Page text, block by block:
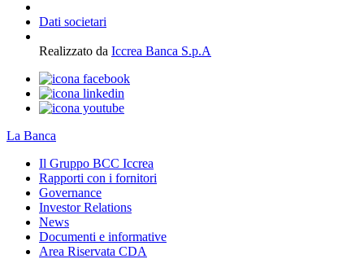
Dati societari
Realizzato da Iccrea Banca S.p.A
La Banca
Il Gruppo BCC Iccrea
Rapporti con i fornitori
Governance
Investor Relations
News
Documenti e informative
Area Riservata CDA